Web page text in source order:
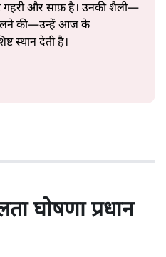
गहरी और साफ़ है। उनकी शैली—
की—उन्हें आज के
स्थान देती है।
घोषणा प्रधान